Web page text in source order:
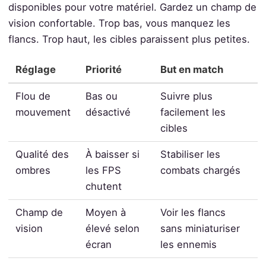
disponibles pour votre matériel. Gardez un champ de
vision confortable. Trop bas, vous manquez les
flancs. Trop haut, les cibles paraissent plus petites.
Réglage Priorité But en match
Flou de
mouvement
Bas ou
désactivé
Suivre plus
facilement les
cibles
Qualité des
ombres
À baisser si
les FPS
chutent
Stabiliser les
combats chargés
Champ de
vision
Moyen à
élevé selon
écran
Voir les flancs
sans miniaturiser
les ennemis